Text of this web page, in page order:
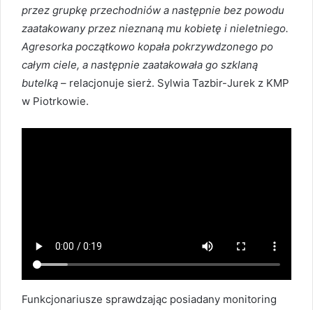
przez grupkę przechodniów a następnie bez powodu
zaatakowany przez nieznaną mu kobietę i nieletniego.
Agresorka początkowo kopała pokrzywdzonego po
całym ciele, a następnie zaatakowała go szklaną
butelką – relacjonuje sierż. Sylwia Tazbir-Jurek z KMP
w Piotrkowie.
Funkcjonariusze sprawdzając posiadany monitoring